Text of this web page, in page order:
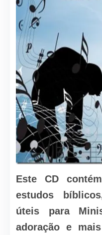
Este CD
estudos
úteis para
adoração e